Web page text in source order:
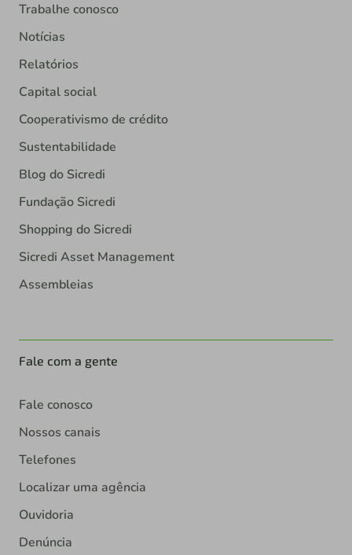
Trabalhe conosco
Notícias
Relatórios
Capital social
Cooperativismo de crédito
Sustentabilidade
Blog do Sicredi
Fundação Sicredi
Shopping do Sicredi
Sicredi Asset Management
Assembleias
Fale com a gente
Fale conosco
Nossos canais
Telefones
Localizar uma agência
Ouvidoria
Denúncia